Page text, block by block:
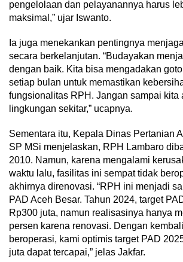
pengelolaan dan pelayanannya harus
maksimal,” ujar Iswanto.
Ia juga menekankan pentingnya
secara berkelanjutan. “Budayakan
dengan baik. Kita bisa mengadakan
setiap bulan untuk memastikan
fungsionalitas RPH. Jangan sampai kita
lingkungan sekitar,” ucapnya.
Sementara itu, Kepala Dinas Pertanian
SP MSi menjelaskan, RPH Lambaro
2010. Namun, karena mengalami
waktu lalu, fasilitas ini sempat tidak
akhirnya direnovasi. “RPH ini menjadi
PAD Aceh Besar. Tahun 2024, target
Rp300 juta, namun realisasinya hanya
persen karena renovasi. Dengan
beroperasi, kami optimis target PAD
juta dapat tercapai,” jelas Jakfar.